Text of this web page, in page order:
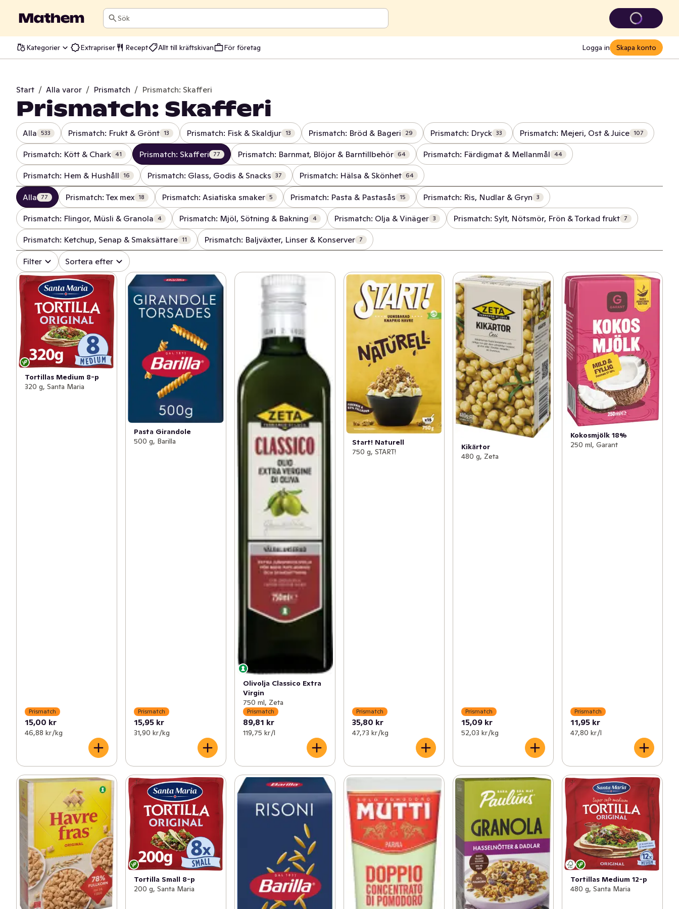
Sök
Kategorier Extrapriser Recept Allt till kräftskivan För företag Logga in Skapa konto
Start / Alla varor / Prismatch / Prismatch: Skafferi
Prismatch: Skafferi
Alla 533 Prismatch: Frukt & Grönt 13 Prismatch: Fisk & Skaldjur 13 Prismatch: Bröd & Bageri 29 Prismatch: Dryck 33 Prismatch: Mejeri, Ost & Juice 107
Prismatch: Kött & Chark 41 Prismatch: Skafferi 77 Prismatch: Barnmat, Blöjor & Barntillbehör 64 Prismatch: Färdigmat & Mellanmål 44
Prismatch: Hem & Hushåll 16 Prismatch: Glass, Godis & Snacks 37 Prismatch: Hälsa & Skönhet 64
Alla 77 Prismatch: Tex mex 18 Prismatch: Asiatiska smaker 5 Prismatch: Pasta & Pastasås 15 Prismatch: Ris, Nudlar & Gryn 3
Prismatch: Flingor, Müsli & Granola 4 Prismatch: Mjöl, Sötning & Bakning 4 Prismatch: Olja & Vinäger 3 Prismatch: Sylt, Nötsmör, Frön & Torkad frukt 7
Prismatch: Ketchup, Senap & Smaksättare 11 Prismatch: Baljväxter, Linser & Konserver 7
Filter Sortera efter
Tortillas Medium 8-p
320 g, Santa Maria
Prismatch
15,00 kr
46,88 kr /kg
Pasta Girandole
500 g, Barilla
Prismatch
15,95 kr
31,90 kr /kg
Olivolja Classico Extra
Virgin
750 ml, Zeta
Prismatch
89,81 kr
119,75 kr /l
Start! Naturell
750 g, START!
Prismatch
35,80 kr
47,73 kr /kg
Kikärtor
480 g, Zeta
Prismatch
15,09 kr
52,03 kr /kg
Kokosmjölk 18%
250 ml, Garant
Prismatch
11,95 kr
47,80 kr /l
Tortilla Small 8-p
200 g, Santa Maria
Tortillas Medium 12-p
480 g, Santa Maria